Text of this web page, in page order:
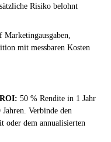
Risiko belohnt
mit messbaren Kosten
50 % Rendite in 1 Jahr
Verbinde den
oder dem annualisierten